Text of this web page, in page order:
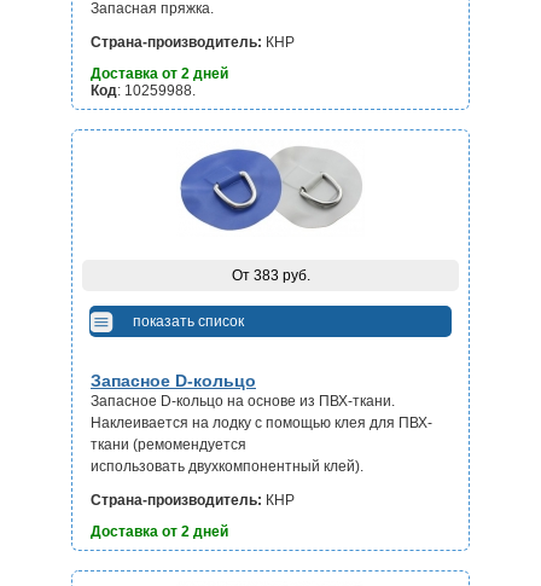
Запасная пряжка.
Страна-производитель: КНР
Доставка от 2 дней
Код: 10259988.
Запасное D-кольцо
Запасное D-кольцо на основе из ПВХ-ткани.
Наклеивается на лодку с помощью клея для ПВХ-
ткани (ремомендуется
использовать двухкомпонентный клей).
Страна-производитель: КНР
Доставка от 2 дней
От 383 руб.
показать список